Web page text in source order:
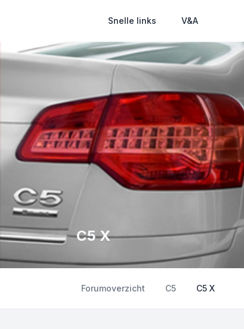
Snelle links V&A
C5 X
Forumoverzicht C5 C5 X